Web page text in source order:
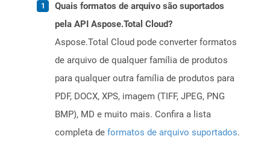
Quais formatos de arquivo são suportados
pela API Aspose.Total Cloud?
Aspose.Total Cloud pode converter formatos
de arquivo de qualquer família de produtos
para qualquer outra família de produtos para
PDF, DOCX, XPS, imagem (TIFF, JPEG, PNG
BMP), MD e muito mais. Confira a lista
completa de formatos de arquivo suportados.